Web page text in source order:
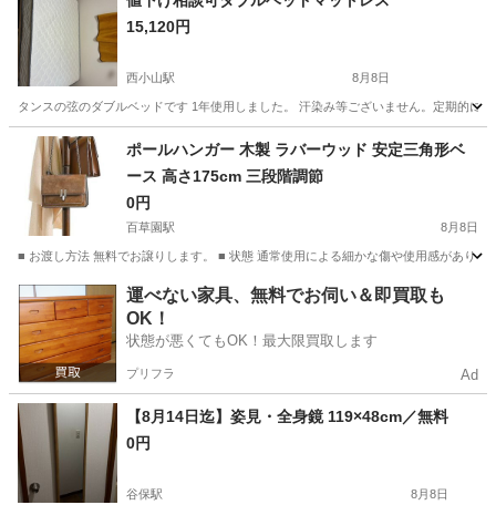
15,120円
西小山駅 8月8日
タンスの弦のダブルベッドです 1年使用しました。 汗染み等ございません。定期的に
東京 目黒区 西小山駅 ベッド
ポールハンガー 木製 ラバーウッド 安定三角形ベ
ース 高さ175cm 三段階調節
0円
百草園駅 8月8日
■ お渡し方法 無料でお譲りします。 ■ 状態 通常使用による細かな傷や使用感があり
東京 日野市 百草園駅 収納家具 ポール
運べない家具、無料でお伺い＆即買取も
OK！
状態が悪くてもOK！最大限買取します
プリフラ Ad
【8月14日迄】姿見・全身鏡 119×48cm／無料
0円
谷保駅 8月8日